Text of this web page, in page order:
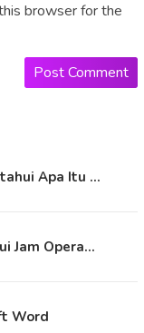
browser for the
Apa Itu …
Jam Opera…
Word